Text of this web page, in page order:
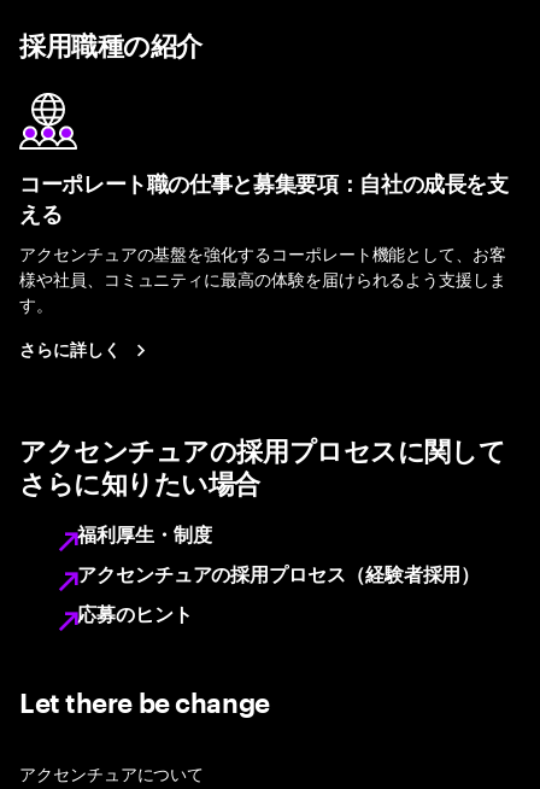
採用職種の紹介
コーポレート職の仕事と募集要項：自社の成長を支
える
アクセンチュアの基盤を強化するコーポレート機能として、お客
様や社員、コミュニティに最高の体験を届けられるよう支援しま
す。
さらに詳しく
アクセンチュアの採用プロセスに関して
さらに知りたい場合
福利厚生・制度
アクセンチュアの採用プロセス（経験者採用）
応募のヒント
Let there be change
アクセンチュアについて